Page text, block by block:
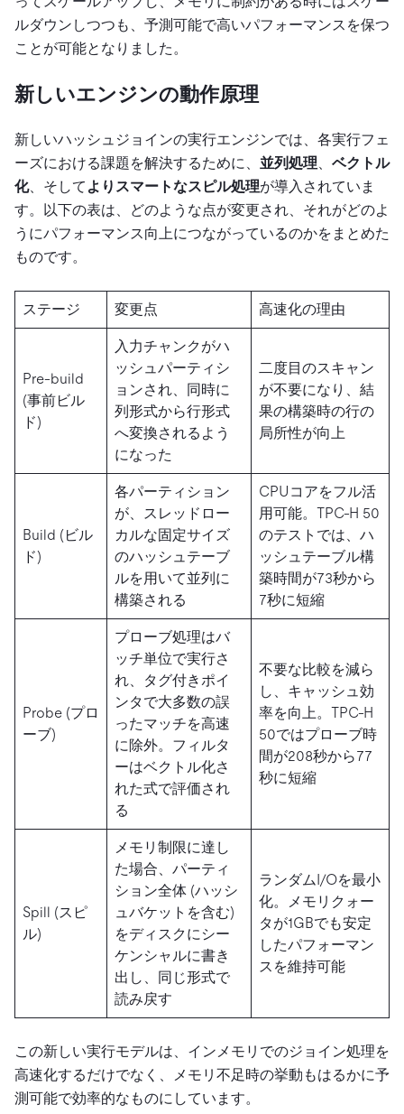
ルダウンしつつも、予測可能で高いパフォーマンスを保つ
ことが可能となりました。
新しいエンジンの動作原理
新しいハッシュジョインの実行エンジンでは、各実行フェ
ーズにおける課題を解決するために、 並列処理
ベクトル
化、そして よりスマートなスピル処理が導入されていま
す。以下の表は、どのような点が変更され、それがどのよ
うにパフォーマンス向上につながっているのかをまとめた
ものです。
ステージ 変更点 高速化の理由
Pre-build
(事前ビル
ド)
入力チャンクがハ
ッシュパーティシ
ョンされ、同時に
列形式から行形式
へ変換されるよう
になった
二度目のスキャン
が不要になり、結
果の構築時の行の
局所性が向上
Build (ビル
ド)
各パーティション
が、スレッドロー
カルな固定サイズ
のハッシュテーブ
ルを用いて並列に
構築される
CPUコアをフル活
用可能。TPC-H 50
のテストでは、ハ
ッシュテーブル構
築時間が73秒から
7秒に短縮
Probe (プロ
ーブ)
プローブ処理はバ
ッチ単位で実行さ
れ、タグ付きポイ
ンタで大多数の誤
ったマッチを高速
に除外。フィルタ
ーはベクトル化さ
れた式で評価され
る
不要な比較を減ら
し、キャッシュ効
率を向上。TPC-H
50ではプローブ時
間が208秒から77
秒に短縮
Spill (スピ
ル)
メモリ制限に達し
た場合、パーティ
ション全体 (ハッシ
ュバケットを含む)
をディスクにシー
ケンシャルに書き
出し、同じ形式で
読み戻す
ランダムI/Oを最小
化。メモリクォー
タが1GBでも安定
したパフォーマン
スを維持可能
この新しい実行モデルは、インメモリでのジョイン処理を
高速化するだけでなく、メモリ不足時の挙動もはるかに予
測可能で効率的なものにしています。